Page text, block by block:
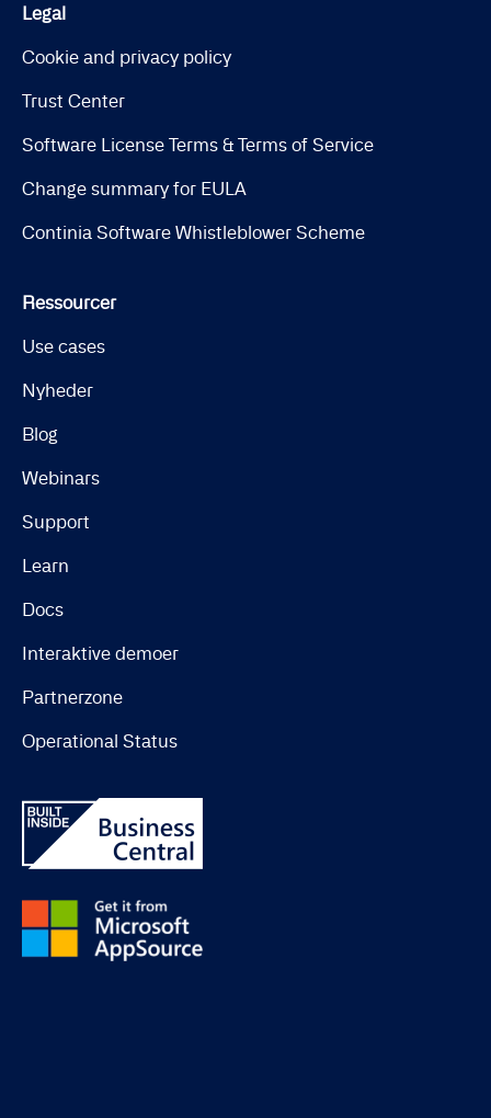
Legal
Cookie and privacy policy
Trust Center
Software License Terms & Terms of Service
Change summary for EULA
Continia Software Whistleblower Scheme
Ressourcer
Use cases
Nyheder
Blog
Webinars
Support
Learn
Docs
Interaktive demoer
Partnerzone
Operational Status